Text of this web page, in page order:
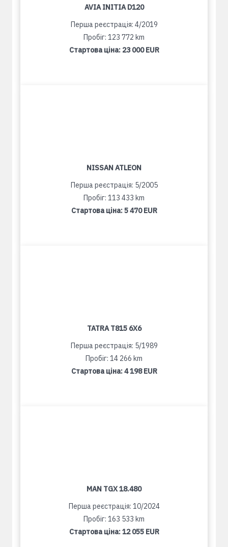
AVIA INITIA D120
Перша реєстрація: 4/2019
Пробіг: 123 772 km
Стартова ціна: 23 000 EUR
NISSAN ATLEON
Перша реєстрація: 5/2005
Пробіг: 113 433 km
Стартова ціна:5 470 EUR
TATRA T815 6X6
Перша реєстрація: 5/1989
Пробіг: 14 266 km
Стартова ціна:4 198 EUR
MAN TGX 18.480
Перша реєстрація: 10/2024
Пробіг: 163 533 km
Стартова ціна:12 055 EUR